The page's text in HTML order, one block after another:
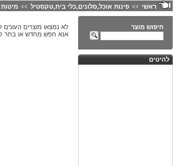
ראשי >> פינות אוכל,סלונים,כלי בית,טקסטיל >> מיטות
חיפוש מוצר
להיטים
לא נמצאו מוצרים
אנא חפש מחדש או בחר